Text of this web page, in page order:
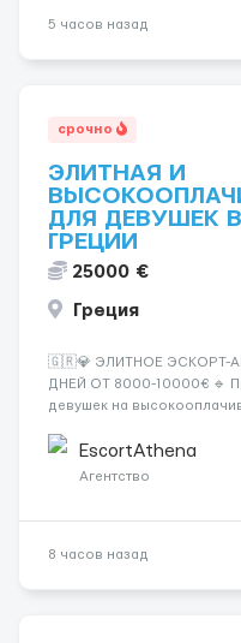
5 часов назад
срочно
ЭЛИТНАЯ И
ДЛЯ ДЕВУШЕК
ГРЕЦИИ
25000 €
Греция
🇬🇷💎 ЭЛИТНОЕ ЭСКОРТ-
ДНЕЙ ОТ 8000-10000€ 🔹
девушек на
хорошие деньги 💶 — это
Требования: ✔️ Возраст от ...
EscortAthena
Агентство
8 часов назад